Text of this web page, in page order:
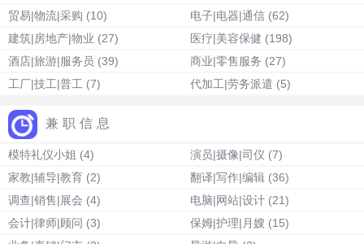
贸易|物流|采购 (10) 电子|电器|通信 (62)
建筑|房地产|物业 (27) 医疗|美容保健 (198)
酒店|旅游|服务员 (39) 商业|零售服务 (27)
工厂|技工|普工 (7) 代加工|劳务派遣 (5)
兼职信息
模特礼仪小姐 (4) 演员|摄像|司仪 (7)
家教|辅导|教育 (2) 翻译|写作|编辑 (36)
调查|销售|展会 (4) 电脑|网站|设计 (21)
会计|律师|顾问 (3) 保姆|护理|月嫂 (15)